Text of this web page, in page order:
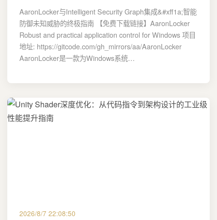
AaronLocker与Intelligent Security Graph集成&#xff1a;智能
防御未知威胁的终极指南 【免费下载链接】AaronLocker
Robust and practical application control for Windows 项目
地址: https://gitcode.com/gh_mirrors/aa/AaronLocker
AaronLocker是一款为Windows系统…
2026/8/7 22:08:50